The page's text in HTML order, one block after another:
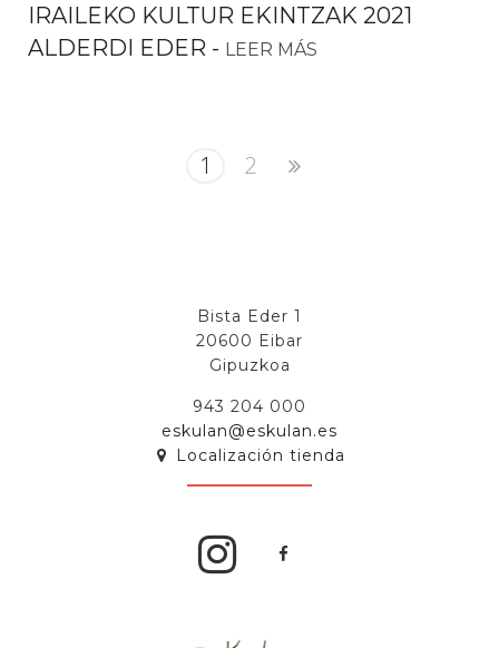
IRAILEKO KULTUR EKINTZAK 2021
ALDERDI EDER - LEER MÁS
1 2
Bista Eder 1
20600 Eibar
Gipuzkoa
943 204 000
eskulan@eskulan.es
Localización tienda